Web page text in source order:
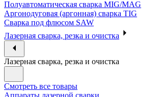
Полуавтоматическая сварка MIG/MAG
Аргонодуговая (аргонная) сварка TIG
Сварка под флюсом SAW
Лазерная сварка, резка и очистка
Лазерная сварка, резка и очистка
Смотреть все товары
Аппараты лазерной сварки